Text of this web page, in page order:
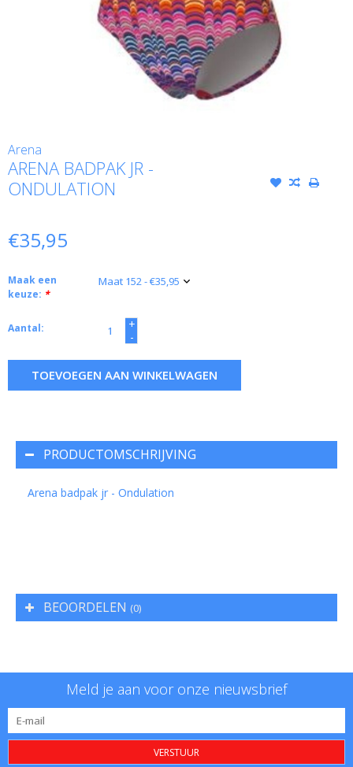
Arena
ARENA BADPAK JR -
ONDULATION
€35,95
Maak een
keuze: *
Aantal:
+
-
TOEVOEGEN AAN WINKELWAGEN
PRODUCTOMSCHRIJVING
Arena badpak jr - Ondulation
BEOORDELEN (0)
Meld je aan voor onze nieuwsbrief
VERSTUUR